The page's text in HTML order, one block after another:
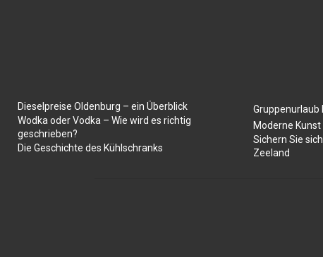
Dieselpreise Oldenburg – ein Überblick
Wodka oder Vodka – Wie wird es richtig
geschrieben?
Die Geschichte des Kühlschranks
Gruppenurlaub
Moderne
Sichern Sie
Zeeland